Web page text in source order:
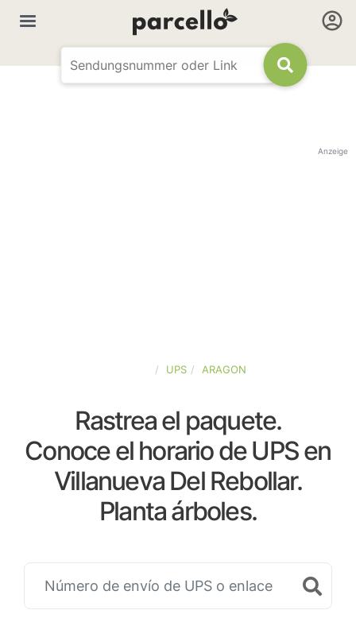
Anzeige
UPS ARAGON
Rastrea el paquete.
Conoce el horario de UPS en
Villanueva Del Rebollar.
Planta árboles.